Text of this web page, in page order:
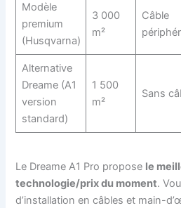
Modèle
premium
(Husqvarna)
3 000
m²
Câble
Alternative
Dreame (A1
version
standard)
1 500
m²
Sans
Le Dreame A1 Pro propose le
technologie/prix du moment.
d’installation en câbles et main-